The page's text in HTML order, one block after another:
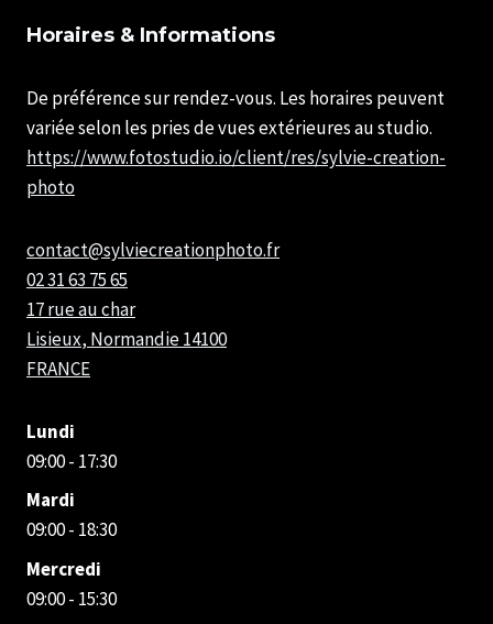
Horaires & Informations
De préférence sur rendez-vous. Les horaires peuvent
variée selon les pries de vues extérieures au studio.
https://www.fotostudio.io/client/res/sylvie-creation-
photo
contact@sylviecreationphoto.fr
02 31 63 75 65
17 rue au char
Lisieux, Normandie14100
FRANCE
Lundi
09:00 - 17:30
Mardi
09:00 - 18:30
Mercredi
09:00 - 15:30